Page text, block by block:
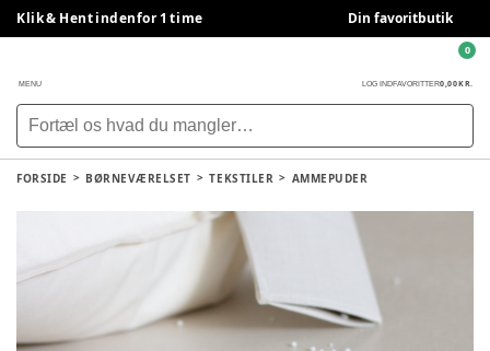
Klik & Hent indenfor 1 time Din favoritbutik
MENU LOG INDFAVORITTER0,00 KR.
0
FORSIDE BØRNEVÆRELSET TEKSTILER AMMEPUDER